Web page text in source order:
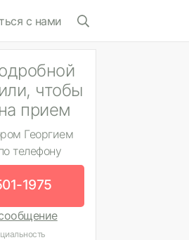
с нами
чтобы
прием
Георгием
телефону
1975